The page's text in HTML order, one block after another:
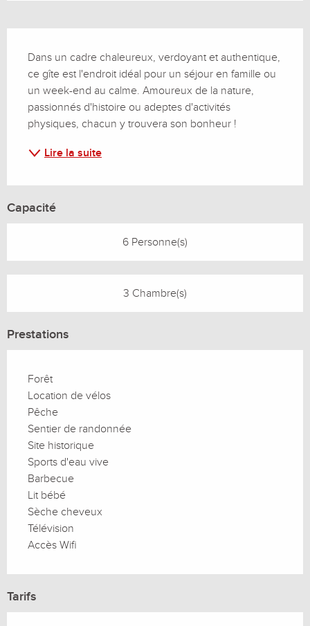
Dans un cadre chaleureux, verdoyant et authentique,
ce gîte est l'endroit idéal pour un séjour en famille ou
un week-end au calme. Amoureux de la nature,
passionnés d'histoire ou adeptes d'activités
physiques, chacun y trouvera son bonheur !
Lire la suite
Capacité
6 Personne(s)
3 Chambre(s)
Prestations
Forêt
Location de vélos
Pêche
Sentier de randonnée
Site historique
Sports d'eau vive
Barbecue
Lit bébé
Sèche cheveux
Télévision
Accès Wifi
Tarifs